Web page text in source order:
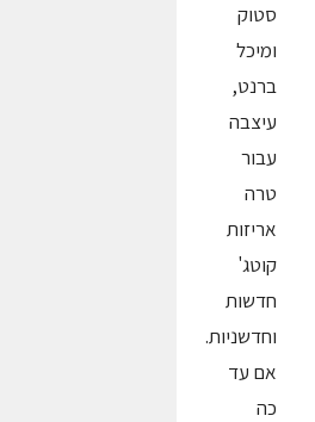
סטוק
ומיכל
ברנט,
עיצבה
עבור
טרה
אריזות
קוטג'
חדשות
וחדשניות.
אם עד
כה